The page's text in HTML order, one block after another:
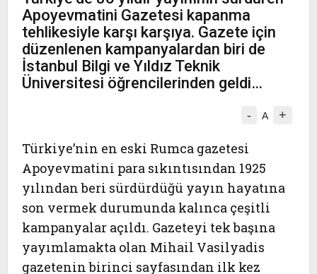
Apoyevmatini Gazetesi kapanma
tehlikesiyle karşı karşıya. Gazete için
düzenlenen kampanyalardan biri de
İstanbul Bilgi ve Yıldız Teknik
Üniversitesi öğrencilerinden geldi…
- A +
Türkiye’nin en eski Rumca gazetesi
Apoyevmatini para sıkıntısından 1925
yılından beri sürdürdüğü yayın hayatına
son vermek durumunda kalınca çeşitli
kampanyalar açıldı. Gazeteyi tek başına
yayımlamakta olan Mihail Vasilyadis
gazetenin birinci sayfasından ilk kez